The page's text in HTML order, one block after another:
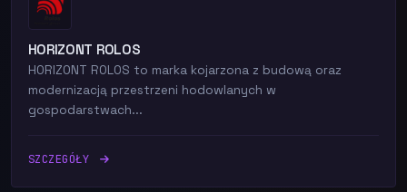
HORIZONT ROLOS
HORIZONT ROLOS to marka kojarzona z budową oraz
modernizacją przestrzeni hodowlanych w
gospodarstwach...
SZCZEGÓŁY